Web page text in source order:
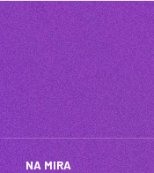
NA MIRA